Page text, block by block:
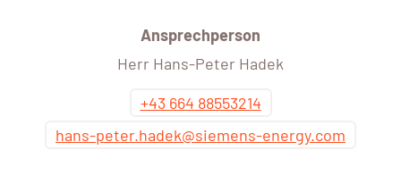
Ansprechperson
Herr Hans-Peter Hadek
+43 664 88553214
hans-peter.hadek@siemens-energy.com